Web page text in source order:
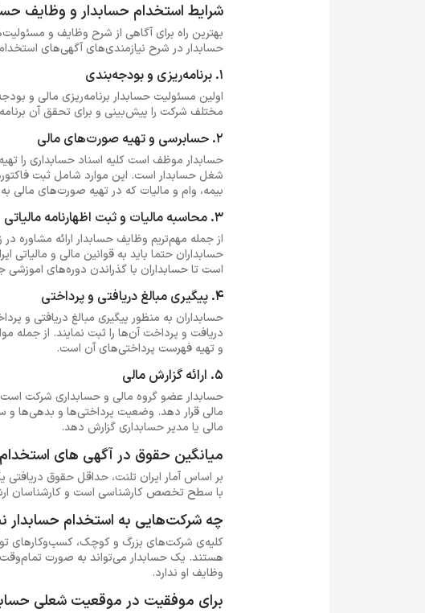
شرایط استخدام حسابدار و وظایف
بهترین راه برای آگاهی از شرح وظایف و
حسابدار در شرح نیازمندی‌های آگهی‌های
1. برنامه‌ریزی و بودجه‌بندی
اولین مسئولیت حسابدار برنامه‌ریزی مالی و
مختلف شرکت را پیش‌بینی و برای تحقق آن
2. حسابرسی و تهیه صورت‌های مالی
حسابدار موظف است کلیه اسناد حسابداری را
شغل حسابدار است. این موارد شامل ثبت
بیمه، وام و مالیات که در تهیه صورت‌های
3. محاسبه مالیات و ثبت اظهارنامه مالیاتی
از جمله مهم‌تریم وظایف حسابدار ارائه مشاوره
حسابداران حتما باید به قوانین مالی و مالیاتی
است تا حسابداران با گذراندن دوره‌های اموزشی
4. پیگیری مبالغ دریافتی و پرداختی
حسابداران به منظور پیگیری مبالغ دریافتی و
دریافت و پرداخت آن‌ها را ثبت نمایند. از
و تهیه فهرست پرداختی‌های آن است.
5. ارائه گزارش مالی
حسابدار عضو گروه مالی و حسابداری شرکت است و
مالی قرار دهد. وضعیت پرداختی‌ها و بدهی‌ها و
مالی یا مدیر حسابداری گزارش دهد.
میانگین حقوق در آگهی های
با سطح تخصص کارشناسی است و کارشناسان
چه شرکت‌هایی به استخدام حسابدار
کلیه‌ی شرکت‌های بزرگ و کوچک، کسب‌وکارهای
هستند. یک حسابدار می‌تواند به صورت
وظایف او ندارد.
برای موفقیت در موقعیت شعلی